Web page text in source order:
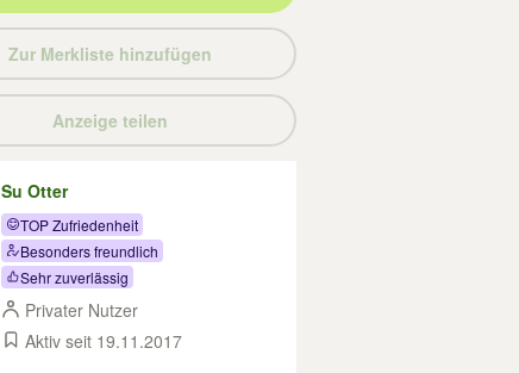
Zur Merkliste hinzufügen
Anzeige teilen
Su Otter
TOP Zufriedenheit
Besonders freundlich
Sehr zuverlässig
Privater Nutzer
Aktiv seit 19.11.2017